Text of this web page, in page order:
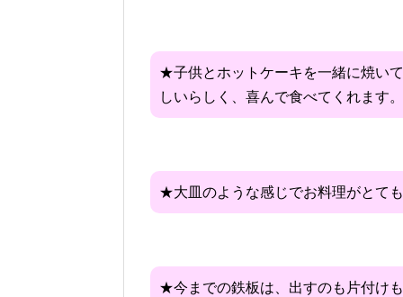
★子供とホットケーキを一緒に焼い
しいらしく、喜んで食べてくれます。
★大皿のような感じでお料理がとて
★今までの鉄板は、出すのも片付け